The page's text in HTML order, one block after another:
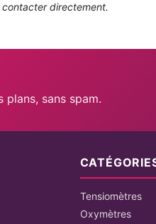
contacter directement.
sans spam.
Tensiomètres
Oxymètres